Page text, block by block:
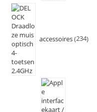
accessoires 234